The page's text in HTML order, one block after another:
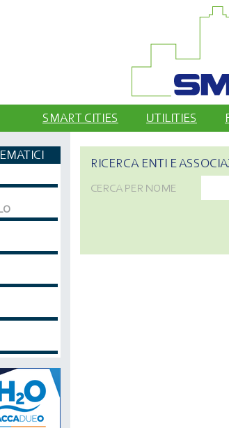
SMART CITIES UTILITIES
RICERCA ENTI E
CERCA PER NOME